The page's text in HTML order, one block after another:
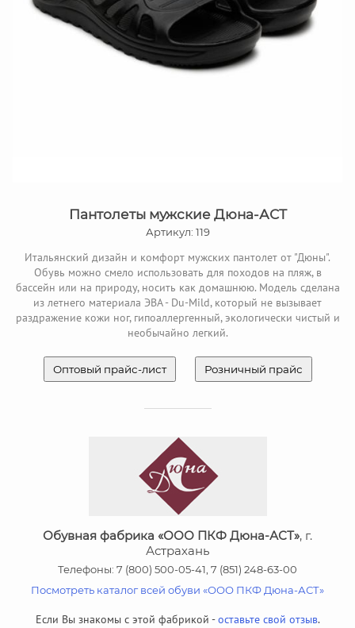
Пантолеты мужские Дюна-АСТ
Артикул: 119
Итальянский дизайн и комфорт мужских пантолет от "Дюны".
Обувь можно смело использовать для походов на пляж, в
бассейн или на природу, носить как домашнюю. Модель сделана
из летнего материала ЭВА - Du-Mild, который не вызывает
раздражение кожи ног, гипоаллергенный, экологически чистый и
необычайно легкий.
Оптовый прайс-лист Розничный прайс
Обувная фабрика «ООО ПКФ Дюна-АСТ», г.
Астрахань
Телефоны: 7 (800) 500-05-41, 7 (851) 248-63-00
Посмотреть каталог всей обуви «ООО ПКФ Дюна-АСТ»
Если Вы знакомы с этой фабрикой -оставьте свой отзыв.